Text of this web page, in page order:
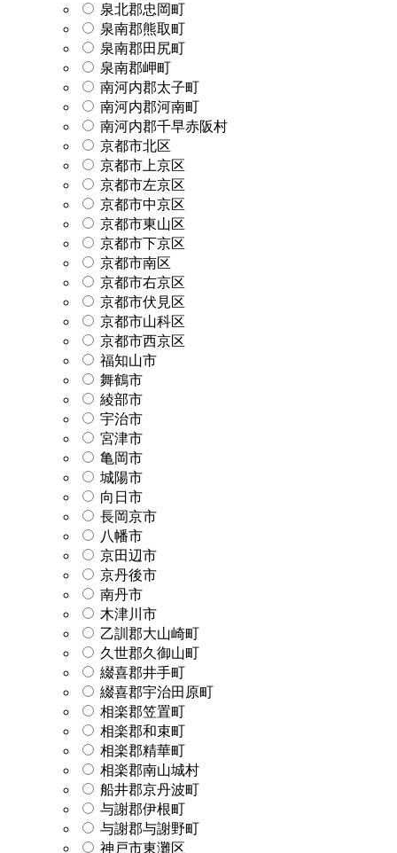
泉北郡忠岡町
泉南郡熊取町
泉南郡田尻町
泉南郡岬町
南河内郡太子町
南河内郡河南町
南河内郡千早赤阪村
京都市北区
京都市上京区
京都市左京区
京都市中京区
京都市東山区
京都市下京区
京都市南区
京都市右京区
京都市伏見区
京都市山科区
京都市西京区
福知山市
舞鶴市
綾部市
宇治市
宮津市
亀岡市
城陽市
向日市
長岡京市
八幡市
京田辺市
京丹後市
南丹市
木津川市
乙訓郡大山崎町
久世郡久御山町
綴喜郡井手町
綴喜郡宇治田原町
相楽郡笠置町
相楽郡和束町
相楽郡精華町
相楽郡南山城村
船井郡京丹波町
与謝郡伊根町
与謝郡与謝野町
神戸市東灘区